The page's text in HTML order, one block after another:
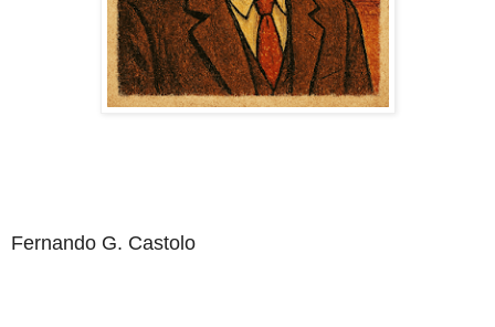
Fernando G. Castolo